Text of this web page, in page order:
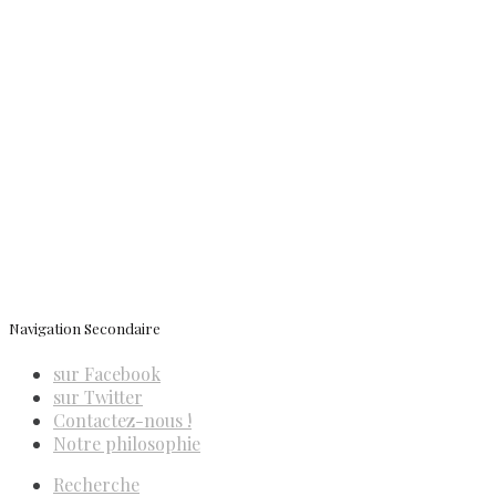
Navigation Secondaire
sur Facebook
sur Twitter
Contactez-nous !
Notre philosophie
Recherche